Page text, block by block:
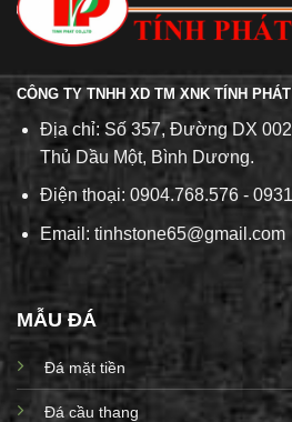
CÔNG TY TNHH XD TM XNK TÍNH PHÁT
Địa chỉ: Số 357, Đường DX
Thủ Dầu Một, Bình Dương.
Điện thoại: 0904.768.576 -
Email: tinhstone65@gmail.com
MẪU ĐÁ
Đá mặt tiền
Đá cầu thang